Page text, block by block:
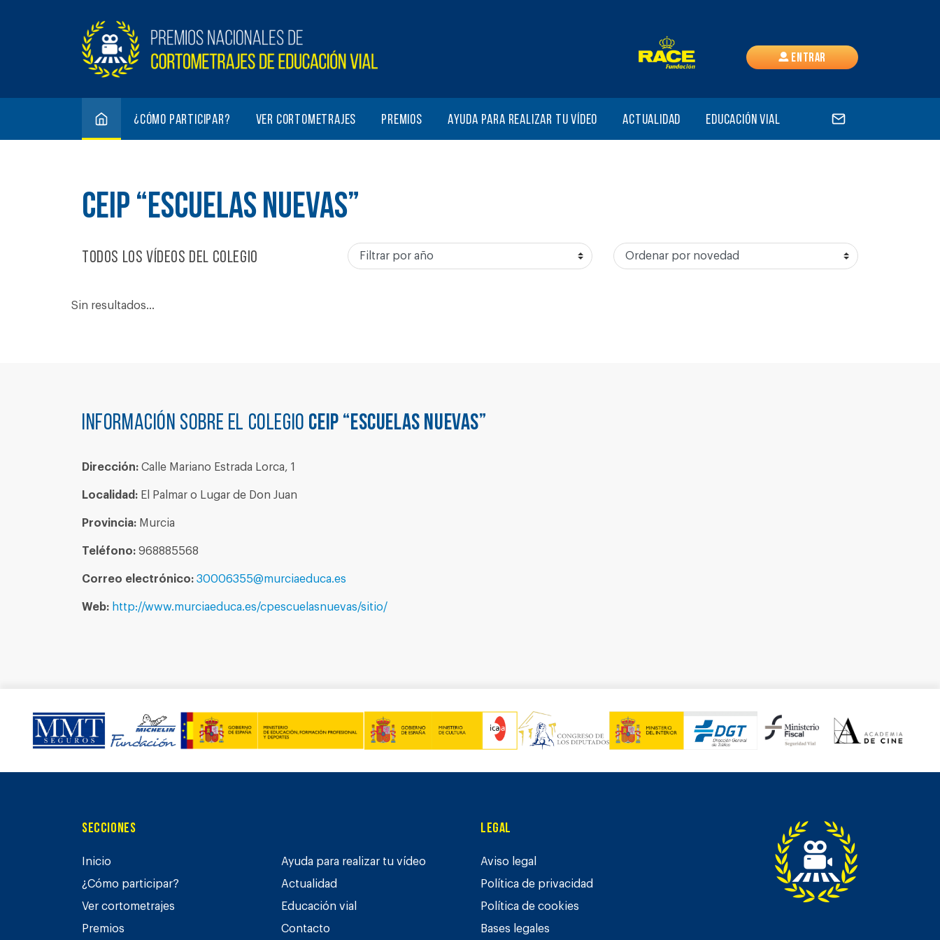
Entrar
¿Cómo participar? Ver cortometrajes Premios Ayuda para realizar tu vídeo Actualidad Educación vial
CEIP “ESCUELAS NUEVAS”
Todos los vídeos del colegio
Sin resultados...
Información sobre el colegio CEIP “ESCUELAS NUEVAS”
Dirección: Calle Mariano Estrada Lorca, 1
Localidad: El Palmar o Lugar de Don Juan
Provincia: Murcia
Teléfono: 968885568
Correo electrónico: 30006355@murciaeduca.es
Web: http://www.murciaeduca.es/cpescuelasnuevas/sitio/
Secciones
Inicio
¿Cómo participar?
Ver cortometrajes
Premios
Ayuda para realizar tu vídeo
Actualidad
Educación vial
Contacto
Legal
Aviso legal
Política de privacidad
Política de cookies
Bases legales